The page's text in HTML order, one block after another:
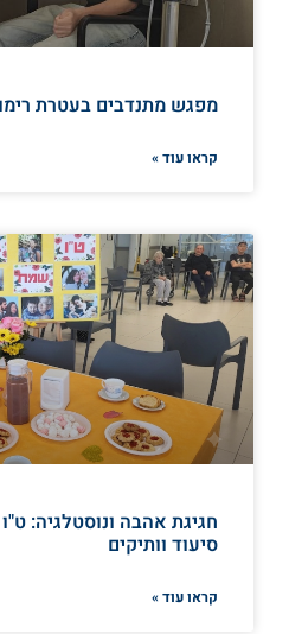
מפגש מתנדבים בעטרת
קראו עוד »
חגיגת אהבה ונוסטלגיה:
סיעוד וותיקים
קראו עוד »